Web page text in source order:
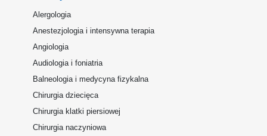
Alergologia
Anestezjologia i intensywna terapia
Angiologia
Audiologia i foniatria
Balneologia i medycyna fizykalna
Chirurgia dziecięca
Chirurgia klatki piersiowej
Chirurgia naczyniowa